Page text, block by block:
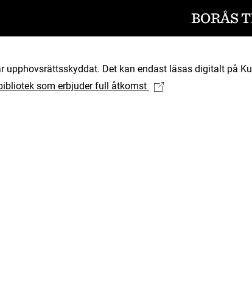
BORÅS
upphovsrättsskyddat. Det kan endast läsas digitalt på
som erbjuder full åtkomst